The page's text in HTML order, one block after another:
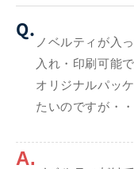
Q.
ノベルティが入
入れ・印刷可能
オリジナルパッ
たいのですが・・
A.